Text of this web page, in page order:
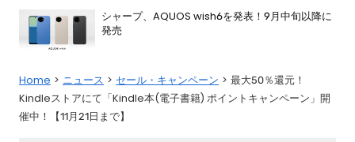
シャープ、AQUOS wish6を発表！9月中旬以降に
発売
Home ニュース セール・キャンペーン
最大50％還元！
Kindleストアにて「Kindle本(電子書籍) ポイントキャンペーン」開
催中！【11月21日まで】